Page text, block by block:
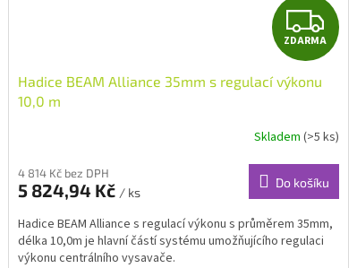
Z
D
R
M
A
ZDARMA
Hadice BEAM Alliance 35mm s regulací výkonu
10,0 m
Skladem (>5 ks)
4 814 Kč bez DPH
5 824,94 Kč / ks
Do košíku
Hadice BEAM Alliance s regulací výkonu s průměrem 35mm,
délka 10,0m je hlavní částí systému umožňujícího regulaci
výkonu centrálního vysavače.